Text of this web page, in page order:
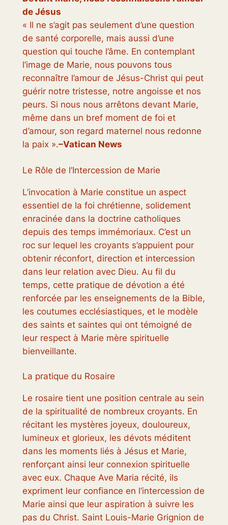
de Jésus
« Il ne s’agit pas seulement d’une question
de santé corporelle, mais aussi d’une
question qui touche l’âme. En contemplant
l’image de Marie, nous pouvons tous
reconnaître l’amour de Jésus-Christ qui peut
guérir notre tristesse, notre angoisse et nos
peurs. Si nous nous arrêtons devant Marie,
même dans un bref moment de foi et
d’amour, son regard maternel nous redonne
la paix ».–Vatican News
Le Rôle de l’Intercession de Marie
L’invocation à Marie constitue un aspect
essentiel de la foi chrétienne, solidement
enracinée dans la doctrine catholiques
depuis des temps immémoriaux. C’est un
roc sur lequel les croyants s’appuient pour
obtenir réconfort, direction et intercession
dans leur relation avec Dieu. Au fil du
temps, cette pratique de dévotion a été
renforcée par les enseignements de la Bible,
les coutumes ecclésiastiques, et le modèle
des saints et saintes qui ont témoigné de
leur respect à Marie mère spirituelle
bienveillante.
La pratique du Rosaire
Le rosaire tient une position centrale au sein
de la spiritualité de nombreux croyants. En
récitant les mystères joyeux, douloureux,
lumineux et glorieux, les dévots méditent
dans les moments liés à Jésus et Marie,
renforçant ainsi leur connexion spirituelle
avec eux. Chaque Ave Maria récité, ils
expriment leur confiance en l’intercession de
Marie ainsi que leur aspiration à suivre les
pas du Christ. Saint Louis-Marie Grignion de